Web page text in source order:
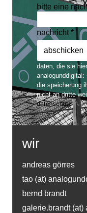
bitte eine
nachricht *
daten, die sie
die speicherung
nicht an dritte
datenschutz…
wir
andreas görres
tao (at)
bernd brandt
galerie.brandt (at)